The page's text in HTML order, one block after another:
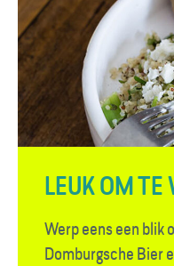
LEUK OM TE
Werp eens een blik
Domburgsche Bier